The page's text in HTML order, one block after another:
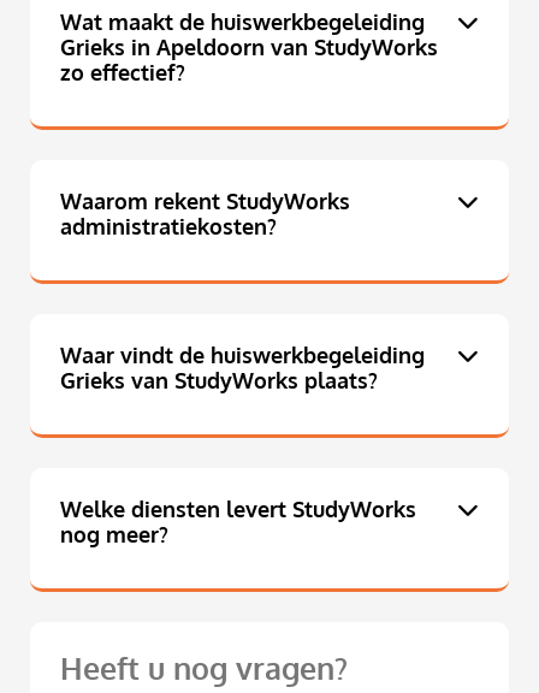
Wat maakt de huiswerkbegeleiding
Grieks in Apeldoorn van StudyWorks
zo effectief?
Waarom rekent StudyWorks
administratiekosten?
Waar vindt de huiswerkbegeleiding
Grieks van StudyWorks plaats?
Welke diensten levert StudyWorks
nog meer?
Heeft u nog vragen?